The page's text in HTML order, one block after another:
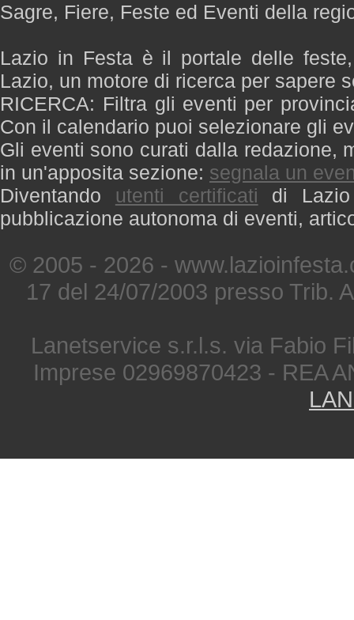
Sagre, Fiere, Feste ed Eventi della
Lazio in Festa è il portale delle
Lazio, un motore di ricerca per sapere
RICERCA: Filtra gli eventi per
Con il calendario puoi selezionare gli
Gli eventi sono curati dalla redazione,
in un'apposita sezione: segnala un
Diventando utenti certificati di
pubblicazione autonoma di eventi,
© 2005 - 2026 -
17 del 24/07/2003 presso Trib.
Lanetservice s.r.l.s. via Fabio
Imprese 02969870423 - REA